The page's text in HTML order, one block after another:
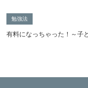
勉強法
有料になっちゃった！～子